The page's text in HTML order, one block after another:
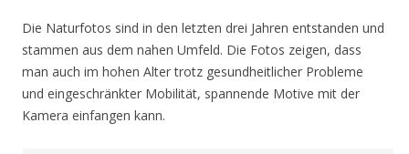
Die Naturfotos sind in den letzten drei Jahren entstanden und
stammen aus dem nahen Umfeld. Die Fotos zeigen, dass
man auch im hohen Alter trotz gesundheitlicher Probleme
und eingeschränkter Mobilität, spannende Motive mit der
Kamera einfangen kann.